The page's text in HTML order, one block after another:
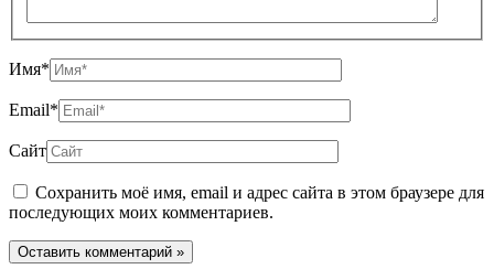
Имя*
Email*
Сайт
Сохранить моё имя, email и адрес сайта в этом браузере для
последующих моих комментариев.